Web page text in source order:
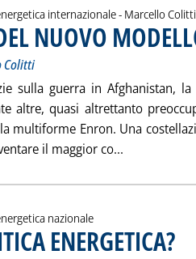
internazionale - di:
Marcello Colitti
NUOVO
Colitti
sulla guerra in Afghanistan,
altre, quasi altrettanto
multiforme Enron. Una
il maggior co... Leggi tutta
nazionale
ENERGETICA?.